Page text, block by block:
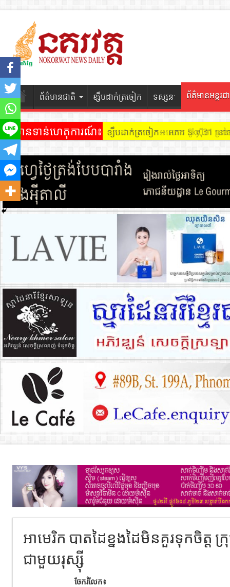
ព័ត៌មានជាតិ ខ្សឹបដាក់ត្រចៀក ទស្សនៈ ព័ត៌មានអន្តរជ
ព័ត៌មានទាន់ហេតុការណ៍៖ ខ្សឹបដាក់ត្រចៀក ៖ អគារ Sky 31
អាមេរិក បាតដៃខ្នងដៃមិនគួរទុកចិត្ត
ជាមួយរុស្ស៊ី
ចែករំលែក៖